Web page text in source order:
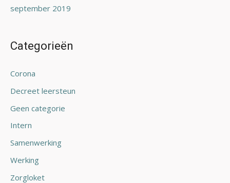
september 2019
Categorieën
Corona
Decreet leersteun
Geen categorie
Intern
Samenwerking
Werking
Zorgloket